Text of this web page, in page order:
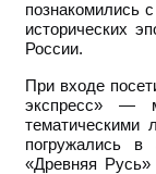
познакомились
исторических
России.
При входе
экспресс» —
тематическими
погружались
«Древняя